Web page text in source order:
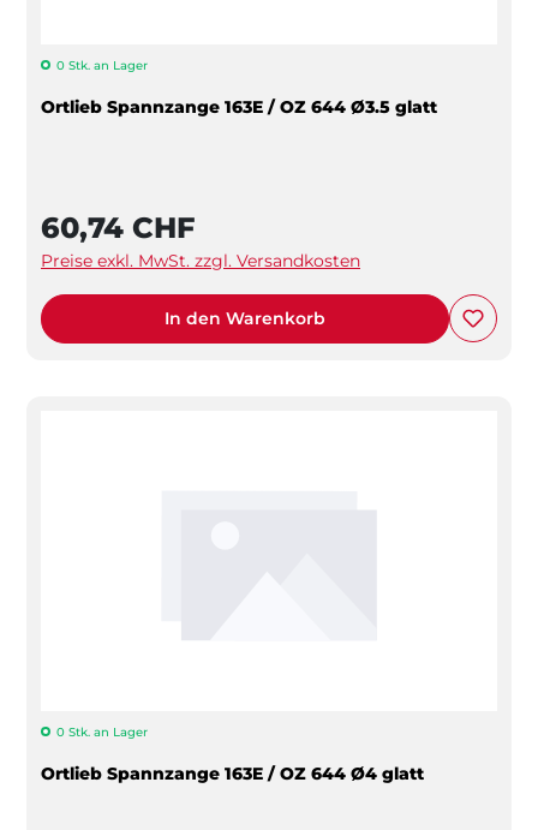
0 Stk. an Lager
Ortlieb Spannzange 163E / OZ 644 Ø3.5 glatt
60,74 CHF
Preise exkl. MwSt. zzgl. Versandkosten
In den Warenkorb
0 Stk. an Lager
Ortlieb Spannzange 163E / OZ 644 Ø4 glatt